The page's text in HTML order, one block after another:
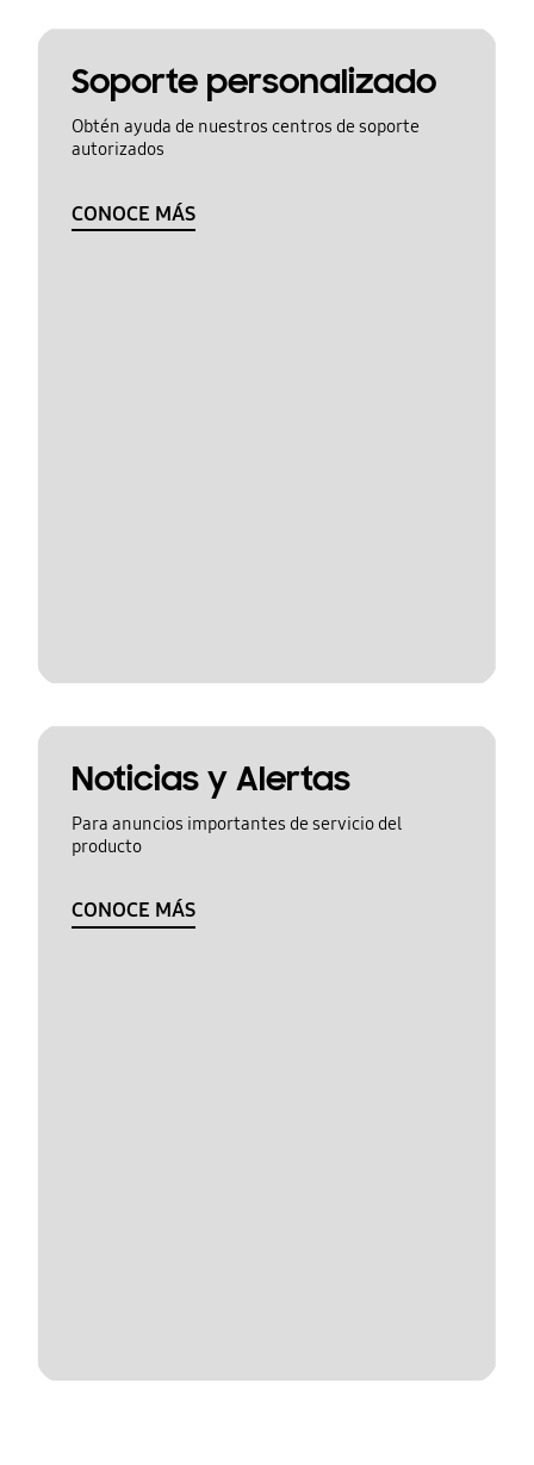
Soporte personalizado
Obtén ayuda de nuestros centros de soporte
autorizados
CONOCE MÁS
Noticias y Alertas
Para anuncios importantes de servicio del
producto
CONOCE MÁS